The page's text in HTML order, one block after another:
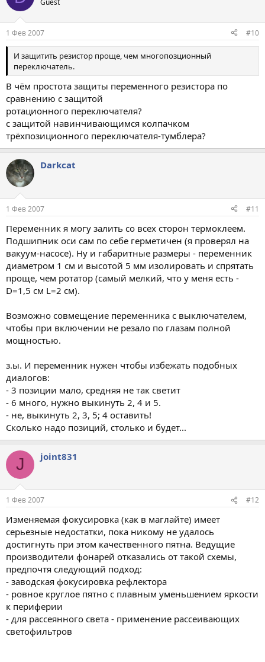
Guest
1 Фев 2007 #10
И защитить резистор проще, чем многопозционный
переключатель.
В чём простота защиты переменного резистора по
сравнению с защитой
ротационного переключателя?
с защитой навинчивающимся колпачком
трёхпозиционного переключателя-тумблера?
Darkcat
1 Фев 2007 #11
Переменник я могу залить со всех сторон термоклеем.
Подшипник оси сам по себе герметичен (я проверял на
вакуум-насосе). Ну и габаритные размеры - переменник
диаметром 1 см и высотой 5 мм изолировать и спрятать
проще, чем ротатор (самый мелкий, что у меня есть -
D=1,5 см L=2 см).
Возможно совмещение переменника с выключателем,
чтобы при включении не резало по глазам полной
мощностью.
з.ы. И переменник нужен чтобы избежать подобных
диалогов:
- 3 позиции мало, средняя не так светит
- 6 много, нужно выкинуть 2, 4 и 5.
- не, выкинуть 2, 3, 5; 4 оставить!
Сколько надо позиций, столько и будет...
J joint831
1 Фев 2007 #12
Изменяемая фокусировка (как в маглайте) имеет
серьезные недостатки, пока никому не удалось
достигнуть при этом качественного пятна. Ведущие
производители фонарей отказались от такой схемы,
предпочтя следующий подход:
- заводская фокусировка рефлектора
- ровное круглое пятно с плавным уменьшением яркости
к периферии
- для рассеянного света - применение рассеивающих
светофильтров